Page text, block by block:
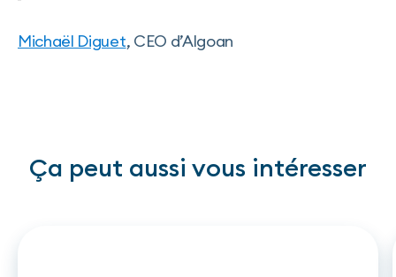
Michaël Diguet, CEO d’Algoan
Ça peut aussi vous intéresser